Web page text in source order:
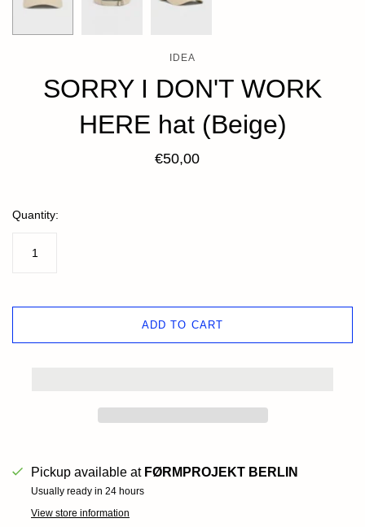
IDEA
SORRY I DON'T WORK
HERE hat (Beige)
€50,00
Quantity:
ADD TO CART
Pickup available at FØRMPROJEKT BERLIN
Usually ready in 24 hours
View store information